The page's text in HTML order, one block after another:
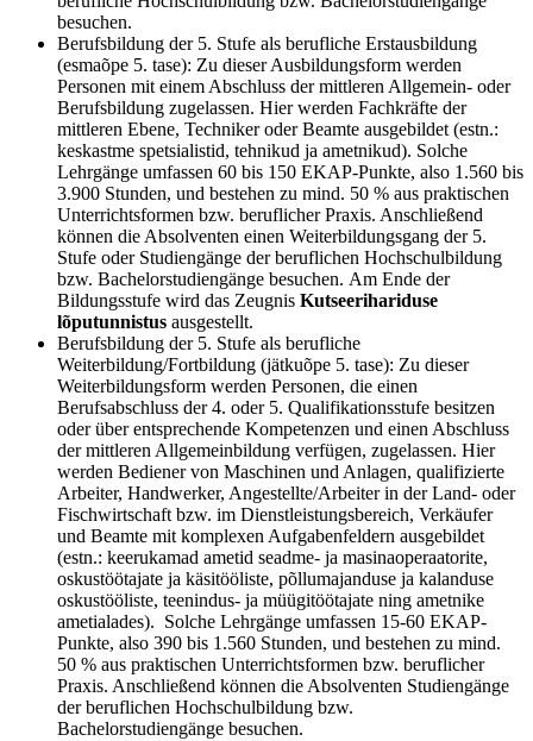
besuchen.
Berufsbildung der 5. Stufe als berufliche Erstausbildung
(esmaõpe 5. tase): Zu dieser Ausbildungsform werden
Personen mit einem Abschluss der mittleren Allgemein- oder
Berufsbildung zugelassen. Hier werden Fachkräfte der
mittleren Ebene, Techniker oder Beamte ausgebildet (estn.:
keskastme spetsialistid, tehnikud ja ametnikud). Solche
Lehrgänge umfassen 60 bis 150 EKAP-Punkte, also 1.560 bis
3.900 Stunden, und bestehen zu mind. 50 % aus praktischen
Unterrichtsformen bzw. beruflicher Praxis. Anschließend
können die Absolventen einen Weiterbildungsgang der 5.
Stufe oder Studiengänge der beruflichen Hochschulbildung
bzw. Bachelorstudiengänge besuchen. Am Ende der
Bildungsstufe wird das Zeugnis Kutseerihariduse
lõputunnistus ausgestellt.
Berufsbildung der 5. Stufe als berufliche
Weiterbildung/Fortbildung (jätkuõpe 5. tase): Zu dieser
Weiterbildungsform werden Personen, die einen
Berufsabschluss der 4. oder 5. Qualifikationsstufe besitzen
oder über entsprechende Kompetenzen und einen Abschluss
der mittleren Allgemeinbildung verfügen, zugelassen. Hier
werden Bediener von Maschinen und Anlagen, qualifizierte
Arbeiter, Handwerker, Angestellte/Arbeiter in der Land- oder
Fischwirtschaft bzw. im Dienstleistungsbereich, Verkäufer
und Beamte mit komplexen Aufgabenfeldern ausgebildet
(estn.: keerukamad ametid seadme- ja masinaoperaatorite,
oskustöötajate ja käsitööliste, põllumajanduse ja kalanduse
oskustööliste, teenindus- ja müügitöötajate ning ametnike
ametialades). Solche Lehrgänge umfassen 15-60 EKAP-
Punkte, also 390 bis 1.560 Stunden, und bestehen zu mind.
50 % aus praktischen Unterrichtsformen bzw. beruflicher
Praxis. Anschließend können die Absolventen Studiengänge
der beruflichen Hochschulbildung bzw.
Bachelorstudiengänge besuchen.